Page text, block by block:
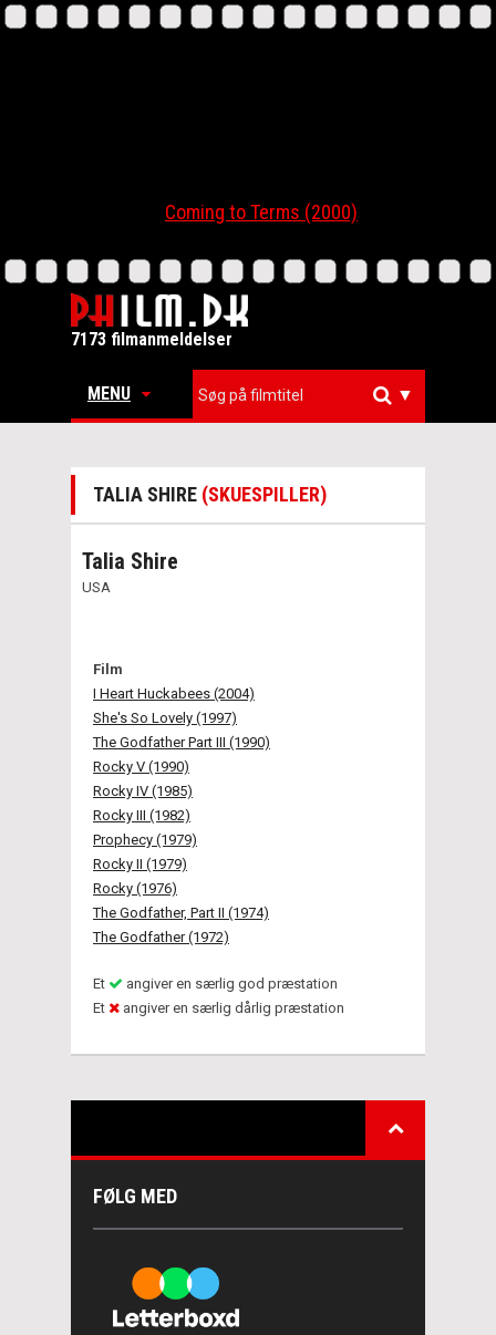
Coming to Terms (2000)
7173 filmanmeldelser
MENU ▼
TALIA SHIRE (SKUESPILLER)
Talia Shire
USA
Film
I Heart Huckabees (2004)
She's So Lovely (1997)
The Godfather Part III (1990)
Rocky V (1990)
Rocky IV (1985)
Rocky III (1982)
Prophecy (1979)
Rocky II (1979)
Rocky (1976)
The Godfather, Part II (1974)
The Godfather (1972)
Et
angiver en særlig god præstation
Et
angiver en særlig dårlig præstation
FØLG MED